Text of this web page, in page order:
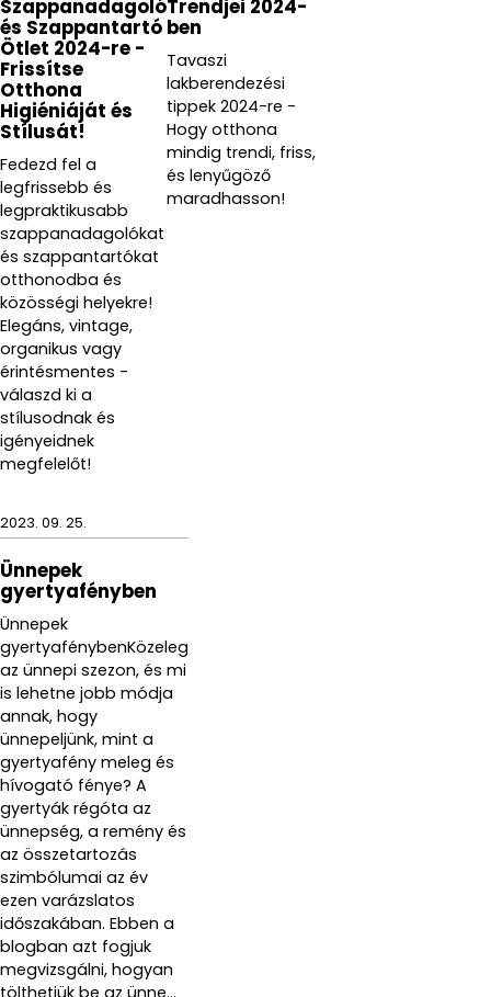
Szappanadagoló
és Szappantartó
Ötlet 2024-re -
Frissítse
Otthona
Higiéniáját és
Stílusát!
Fedezd fel a
legfrissebb és
legpraktikusabb
szappanadagolókat
és szappantartókat
otthonodba és
közösségi helyekre!
Elegáns, vintage,
organikus vagy
érintésmentes -
válaszd ki a
stílusodnak és
igényeidnek
megfelelőt!
Trendjei 2024-
ben
Tavaszi
lakberendezési
tippek 2024-re -
Hogy otthona
mindig trendi, friss,
és lenyűgöző
maradhasson!
2023. 09. 25.
Ünnepek
gyertyafényben
Ünnepek
gyertyafénybenKözeleg
az ünnepi szezon, és mi
is lehetne jobb módja
annak, hogy
ünnepeljünk, mint a
gyertyafény meleg és
hívogató fénye? A
gyertyák régóta az
ünnepség, a remény és
az összetartozás
szimbólumai az év
ezen varázslatos
időszakában. Ebben a
blogban azt fogjuk
megvizsgálni, hogyan